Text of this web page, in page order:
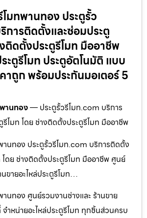
มทพานทอง ประตูรั้ว
การติดตั้งและซ่อมประตู
ติดตั้งประตูรีโมท มืออาชีพ
ตูรีโมท ประตูอัตโนมัติ แบบ
าถูก พร้อมประกันมอเตอร์ 5
านทอง— ประตูรั้วรีโมท.com บริการ
โมท โดย ช่างติดตั้งประตูรีโมท มืออาชีพ
นทอง ประตูรั้วรีโมท.com บริการติดตั้ง
โดย ช่างติดตั้งประตูรีโมท มืออาชีพ ศูนย์
ขายอะไหล่ประตูรีโมท…
นทอง ศูนย์รวมงานช่างและ ร้านขาย
จำหน่ายอะไหล่ประตูรีโมท ทุกชิ้นส่วนครบ